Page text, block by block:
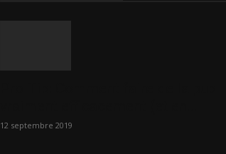
12 septembre 2019